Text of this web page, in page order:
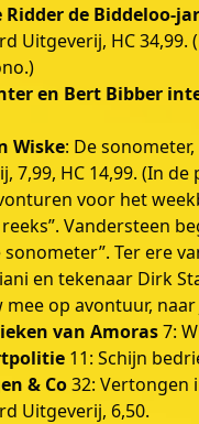
Ridder de Biddeloo-
Uitgeverij, HC
en Bert Bibber
Wiske: De
7,99, HC 14,99. (In
voor het
Vandersteen
sonometer”. Ter ere
en tekenaar Dirk
op avontuur, naar
van Amoras7:
11: Schijn
& Co32: Vertongen
Uitgeverij, 6,50.